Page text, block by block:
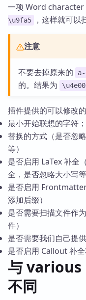
一项 Word character
\u9fa5
，这样就可以
注意
不要去掉原来的 a-
的。结果为
插件提供的可以修改
最小开始联想的字符；
替换的方式（是否忽
等）
是否启用 LaTex 补全
全，是否忽略大小写等
是否启用
添加后缀）
是否需要扫描文件作
件）
是否需要我们自己提
是否启用 Callout 补全
与
不同